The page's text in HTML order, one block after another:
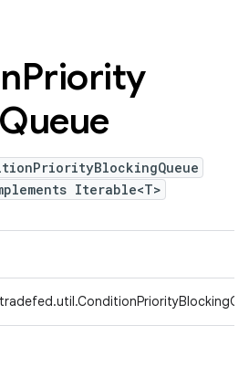
Priority
Queue
Iterable<T>